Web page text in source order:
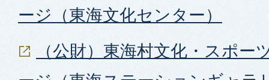
ージ（東海文化センター）
（公財）東海村文化・スポー